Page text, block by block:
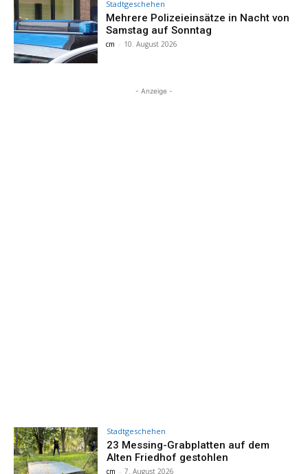
Stadtgeschehen
Mehrere Polizeieinsätze in Nacht von
Samstag auf Sonntag
cm - 10. August 2026
- Anzeige -
Stadtgeschehen
23 Messing-Grabplatten auf dem
Alten Friedhof gestohlen
cm - 7. August 2026